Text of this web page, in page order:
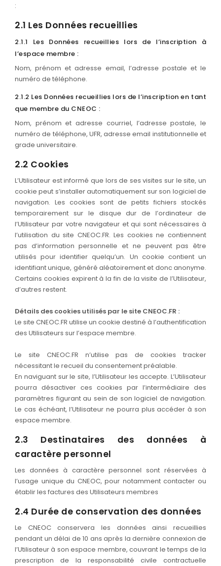
:
2.1 Les Données recueillies
2.1.1 Les Données recueillies lors de l’inscription à
l’espace membre :
Nom, prénom et adresse email, l’adresse postale et le
numéro de téléphone.
2.1.2 Les Données recueillies lors de l’inscription en tant
que membre du CNEOC :
Nom, prénom et adresse courriel, l’adresse postale, le
numéro de téléphone, UFR, adresse email institutionnelle et
grade universitaire.
2.2 Cookies
L’Utilisateur est informé que lors de ses visites sur le site, un
cookie peut s’installer automatiquement sur son logiciel de
navigation. Les cookies sont de petits fichiers stockés
temporairement sur le disque dur de l’ordinateur de
l’Utilisateur par votre navigateur et qui sont nécessaires à
l’utilisation du site CNEOC.FR. Les cookies ne contiennent
pas d’information personnelle et ne peuvent pas être
utilisés pour identifier quelqu’un. Un cookie contient un
identifiant unique, généré aléatoirement et donc anonyme.
Certains cookies expirent à la fin de la visite de l’Utilisateur,
d’autres restent.
Détails des cookies utilisés par le site CNEOC.FR :
Le site CNEOC.FR utilise un cookie destiné à l’authentification
des Utilisateurs sur l’espace membre.
Le site CNEOC.FR n’utilise pas de cookies tracker
nécessitant le recueil du consentement préalable.
En naviguant sur le site, l’Utilisateur les accepte. L’Utilisateur
pourra désactiver ces cookies par l’intermédiaire des
paramètres figurant au sein de son logiciel de navigation.
Le cas échéant, l’Utilisateur ne pourra plus accéder à son
espace membre.
2.3 Destinataires des données à
caractère personnel
Les données à caractère personnel sont réservées à
l’usage unique du CNEOC, pour notamment contacter ou
établir les factures des Utilisateurs membres
2.4 Durée de conservation des données
Le CNEOC conservera les données ainsi recueillies
pendant un délai de 10 ans après la dernière connexion de
l’Utilisateur à son espace membre, couvrant le temps de la
prescription de la responsabilité civile contractuelle